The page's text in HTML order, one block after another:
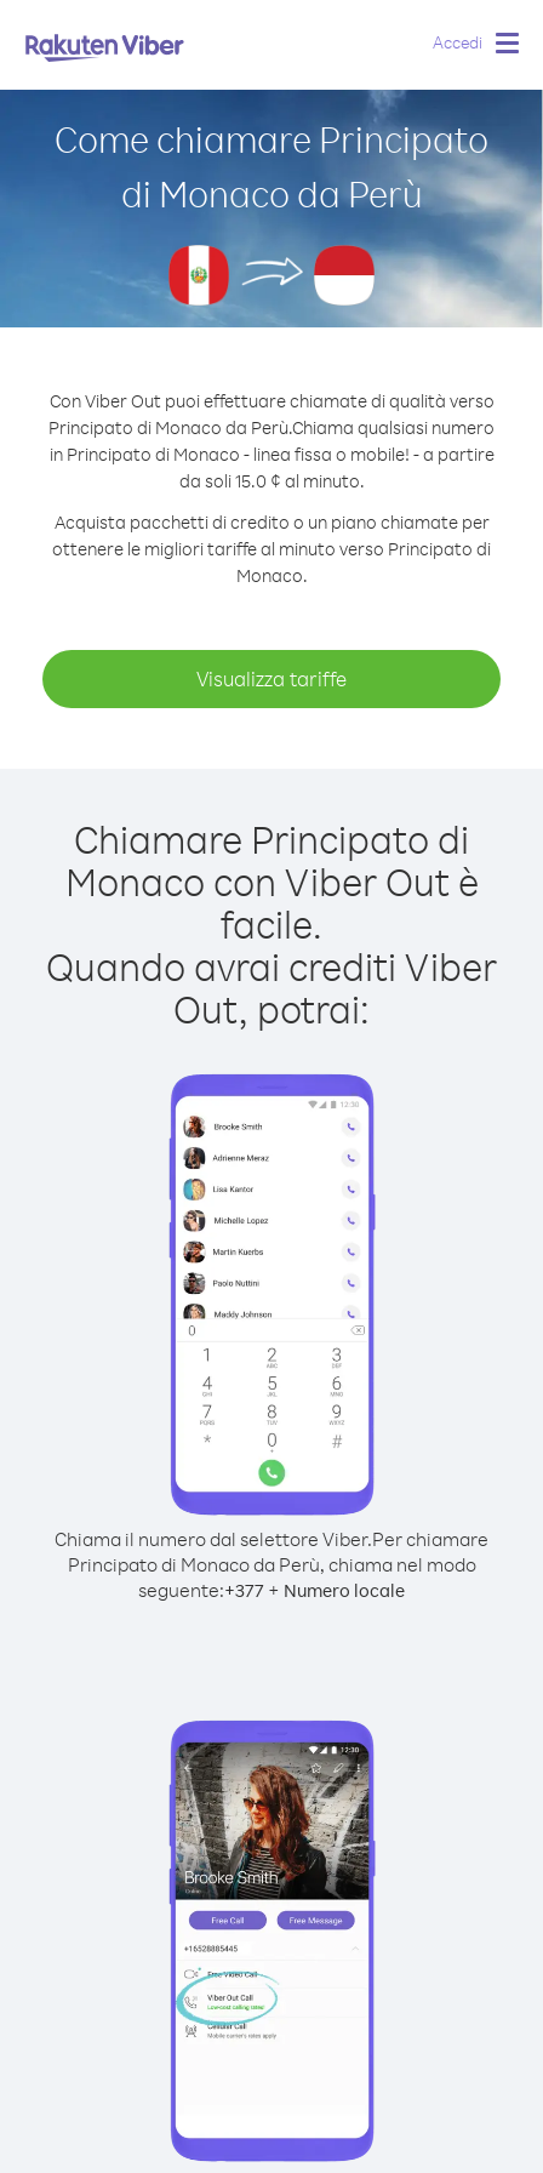
Accedi
Come chiamare Principato
di Monaco da Perù
Con Viber Out puoi effettuare chiamate di qualità verso
Principato di Monaco da Perù.Chiama qualsiasi numero
in Principato di Monaco - linea fissa o mobile! - a partire
da soli 15.0 ¢ al minuto.
Acquista pacchetti di credito o un piano chiamate per
ottenere le migliori tariffe al minuto verso Principato di
Monaco.
Visualizza tariffe
Chiamare Principato di
Monaco con Viber Out è
facile.
Quando avrai crediti Viber
Out, potrai:
Chiama il numero dal selettore Viber.Per chiamare
Principato di Monaco da Perù, chiama nel modo
seguente:+377 + Numero locale